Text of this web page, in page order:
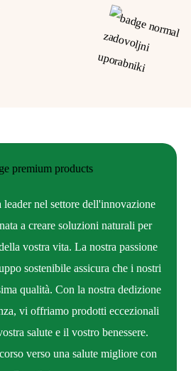
nel settore dell'innovazione
a creare soluzioni naturali per
vostra vita. La nostra passione
sostenibile assicura che i nostri
qualità. Con la nostra dedizione
vi offriamo prodotti eccezionali
salute e il vostro benessere.
verso una salute migliore con
accettate i termini e lecondizioni
cumulabili e non si applicano ai
è valido per ordini superiori